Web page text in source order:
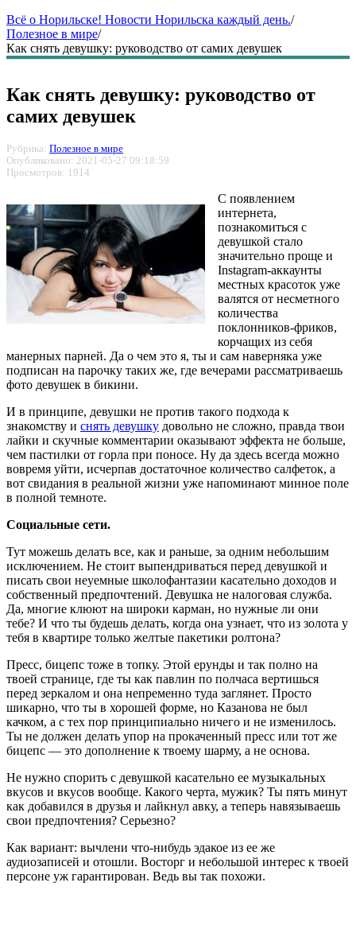
Всё о Норильске! Новости Норильска каждый день./
Полезное в мире/
Как снять девушку: руководство от самих девушек
Как снять девушку: руководство от
самих девушек
Рубрика: Полезное в мире
Опубликовано: 2021-05-27 09:18:59
Просмотров: 1914
С появлением
интернета,
познакомиться с
девушкой стало
значительно проще и
Instagram-аккаунты
местных красоток уже
валятся от несметного
количества
поклонников-фриков,
корчащих из себя
манерных парней. Да о чем это я, ты и сам наверняка уже
подписан на парочку таких же, где вечерами рассматриваешь
фото девушек в бикини.
И в принципе, девушки не против такого подхода к
знакомству и снять девушку довольно не сложно, правда твои
лайки и скучные комментарии оказывают эффекта не больше,
чем пастилки от горла при поносе. Ну да здесь всегда можно
вовремя уйти, исчерпав достаточное количество салфеток, а
вот свидания в реальной жизни уже напоминают минное поле
в полной темноте.
Социальные сети.
Тут можешь делать все, как и раньше, за одним небольшим
исключением. Не стоит выпендриваться перед девушкой и
писать свои неуемные школофантазии касательно доходов и
собственный предпочтений. Девушка не налоговая служба.
Да, многие клюют на широки карман, но нужные ли они
тебе? И что ты будешь делать, когда она узнает, что из золота у
тебя в квартире только желтые пакетики ролтона?
Пресс, бицепс тоже в топку. Этой ерунды и так полно на
твоей странице, где ты как павлин по полчаса вертишься
перед зеркалом и она непременно туда заглянет. Просто
шикарно, что ты в хорошей форме, но Казанова не был
качком, а с тех пор принципиально ничего и не изменилось.
Ты не должен делать упор на прокаченный пресс или тот же
бицепс — это дополнение к твоему шарму, а не основа.
Не нужно спорить с девушкой касательно ее музыкальных
вкусов и вкусов вообще. Какого черта, мужик? Ты пять минут
как добавился в друзья и лайкнул авку, а теперь навязываешь
свои предпочтения? Серьезно?
Как вариант: вычлени что-нибудь эдакое из ее же
аудиозаписей и отошли. Восторг и небольшой интерес к твоей
персоне уж гарантирован. Ведь вы так похожи.